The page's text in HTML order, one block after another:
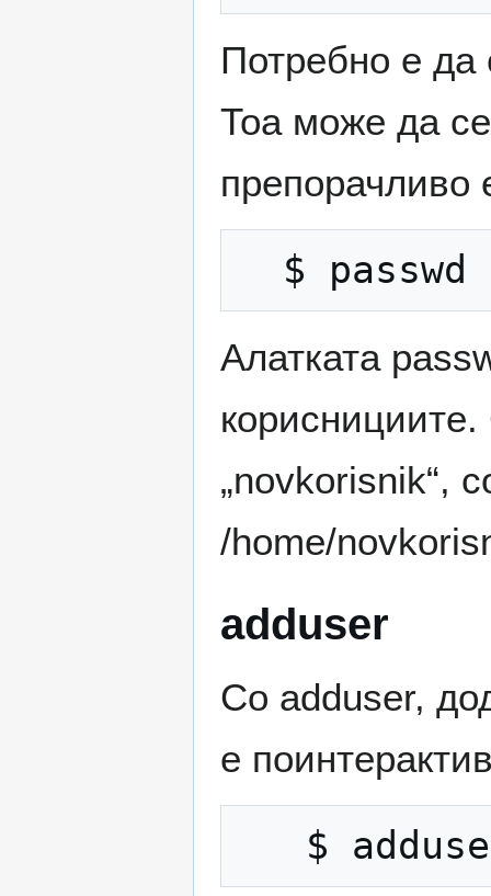
Потребно е да
Тоа може да
препорачливо
Алатката
„novkorisnik“,
/home/
adduser
Со adduser,
е